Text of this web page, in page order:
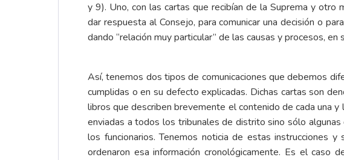
y 9). Uno, con las cartas que recibían de la Suprema y otro
dar respuesta al Consejo, para comunicar una decisión o
dando “relación muy particular” de las causas y procesos, en
Así, tenemos dos tipos de comunicaciones que debemos
cumplidas o en su defecto explicadas. Dichas cartas son
libros que describen brevemente el contenido de cada una
enviadas a todos los tribunales de distrito sino sólo
los funcionarios. Tenemos noticia de estas instrucciones
ordenaron esa información cronológicamente. Es el